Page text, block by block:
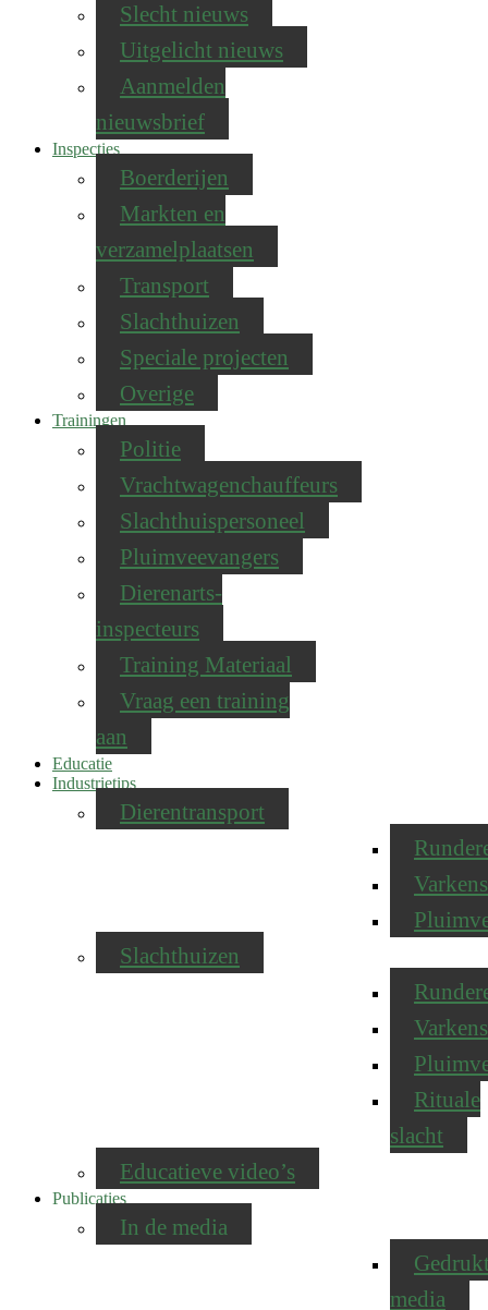
Slecht nieuws
Uitgelicht nieuws
Aanmelden
nieuwsbrief
Inspecties
Boerderijen
Markten en
verzamelplaatsen
Transport
Slachthuizen
Speciale projecten
Overige
Trainingen
Politie
Vrachtwagenchauffeurs
Slachthuispersoneel
Pluimveevangers
Dierenarts-
inspecteurs
Training Materiaal
Vraag een training
aan
Educatie
Industrietips
Dierentransport
Varkens
Slachthuizen
Varkens
Rituale
slacht
Educatieve video’s
Publicaties
In de media
media